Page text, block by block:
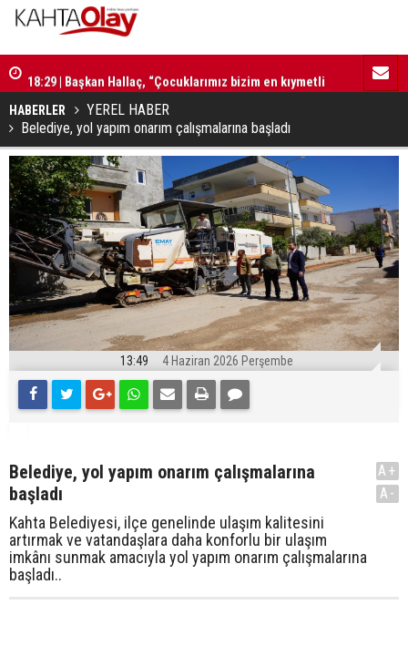
18:29 | Başkan Hallaç, “Çocuklarımız bizim en kıymetli
emanetlerimizdir”
16:52 |
HABERLER
YEREL HABER
Belediye, yol yapım onarım çalışmalarına başladı
13:49 4 Haziran 2026 Perşembe
Belediye, yol yapım onarım çalışmalarına
başladı
Kahta Belediyesi, ilçe genelinde ulaşım kalitesini
artırmak ve vatandaşlara daha konforlu bir ulaşım
imkânı sunmak amacıyla yol yapım onarım çalışmalarına
başladı..
A+
A-